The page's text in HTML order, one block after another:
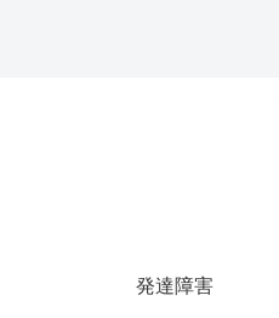
発達障害